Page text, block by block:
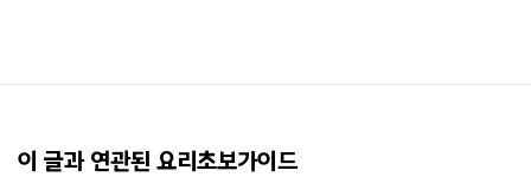
이 글과 연관된 요리초보가이드